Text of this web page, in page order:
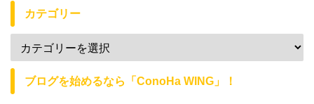
カテゴリー
ブログを始めるなら「ConoHa WING」！